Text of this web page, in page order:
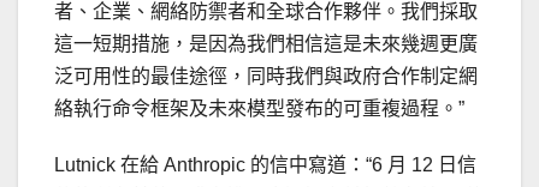
者、企業、網絡防禦者和全球合作夥伴。我們採取
這一短期措施，是因為我們相信這是未來幾週更廣
泛可用性的最佳途徑，同時我們與政府合作制定網
絡執行命令框架及未來模型發布的可重複過程。”
Lutnick 在給 Anthropic 的信中寫道：“6 月 12 日信